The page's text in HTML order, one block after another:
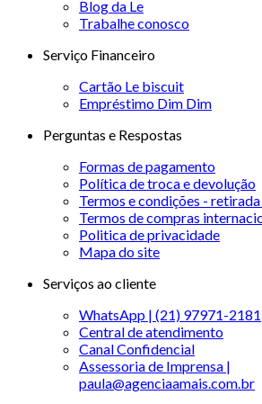
Blog da Le
Trabalhe conosco
Serviço Financeiro
Cartão Le biscuit
Empréstimo Dim Dim
Perguntas e Respostas
Formas de pagamento
Política de troca e devolução
Termos e condições - retirada
Termos de compras
Politica de privacidade
Mapa do site
Serviços ao cliente
WhatsApp | (21) 97971-2181
Central de atendimento
Canal Confidencial
Assessoria de Imprensa |
paula@agenciaamais.com.br